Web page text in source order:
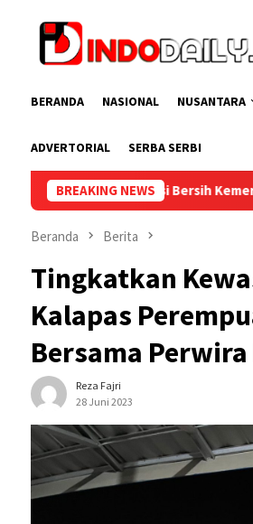
BERANDA NASIONAL NUSANTARA
ADVERTORIAL SERBA SERBI
BREAKING NEWS
dalam Rangka HUT ke-
Beranda Berita
Tingkatkan
Kalapas
Bersama
Reza Fajri
28 Juni 2023